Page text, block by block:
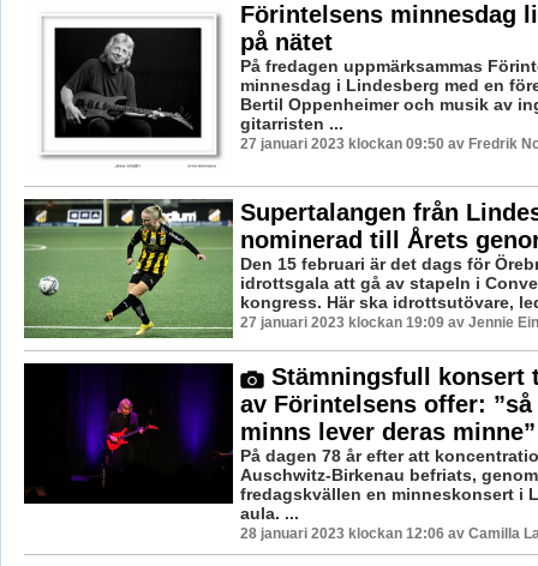
Förintelsens minnesdag
på nätet
På fredagen uppmärksammas
minnesdag i Lindesberg med en
Bertil Oppenheimer och musik av
gitarristen ...
27 januari 2023 klockan 09:50 av Fredrik
Supertalangen från
nominerad till Årets
Den 15 februari är det dags för
idrottsgala att gå av stapeln i
kongress. Här ska idrottsutövare,
27 januari 2023 klockan 19:09 av Jennie
Stämningsfull konsert
av Förintelsens offer:
minns lever deras minne”
På dagen 78 år efter att
Auschwitz-Birkenau befriats,
fredagskvällen en minneskonsert i
aula. ...
28 januari 2023 klockan 12:06 av Camilla